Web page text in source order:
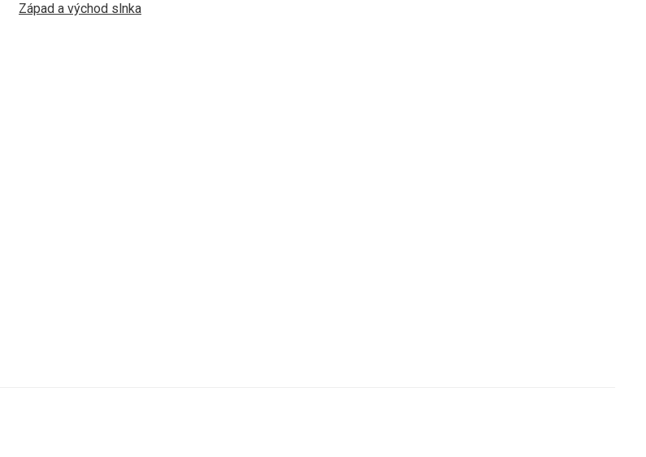
Západ a východ slnka